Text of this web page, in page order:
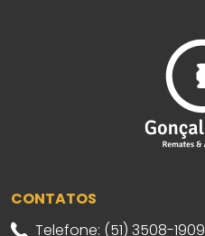
CONTATOS
Telefone: (51) 3508-1909